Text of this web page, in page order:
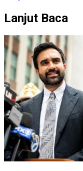
Lanjut Baca